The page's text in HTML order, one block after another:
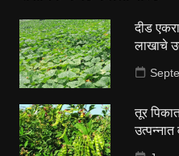
दीड
लाखाचे
तूर